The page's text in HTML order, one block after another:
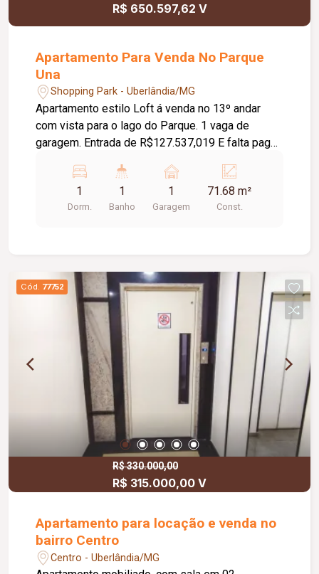
R$ 650.597,62 V
Apartamento Para Venda No Parque
Una
Shopping Park - Uberlândia/MG
Apartamento estilo Loft á venda no 13º andar
com vista para o lago do Parque. 1 vaga de
garagem. Entrada de R$127.537,019 E falta pagar:
janeiro/27 de R$41.845,04 cada 2) financiamento
R$439.370,52 data de valores atualizadas em
13/01/2026 Lembrando que os valores a vencer
1
Dorm.
1
Banho
1
Garagem
71.68 m²
Const.
Cód. 77752
R$ 330.000,00
R$ 315.000,00 V
Apartamento para locação e venda no
bairro Centro
Centro - Uberlândia/MG